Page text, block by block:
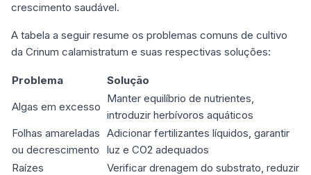
crescimento saudável.
A tabela a seguir resume os problemas comuns de cultivo
da Crinum calamistratum e suas respectivas soluções:
Problema
Solução
Algas em excesso
Manter equilíbrio de nutrientes,
introduzir herbívoros aquáticos
Folhas amareladas
ou decrescimento
Adicionar fertilizantes líquidos, garantir
luz e CO2 adequados
Raízes
Verificar drenagem do substrato, reduzir